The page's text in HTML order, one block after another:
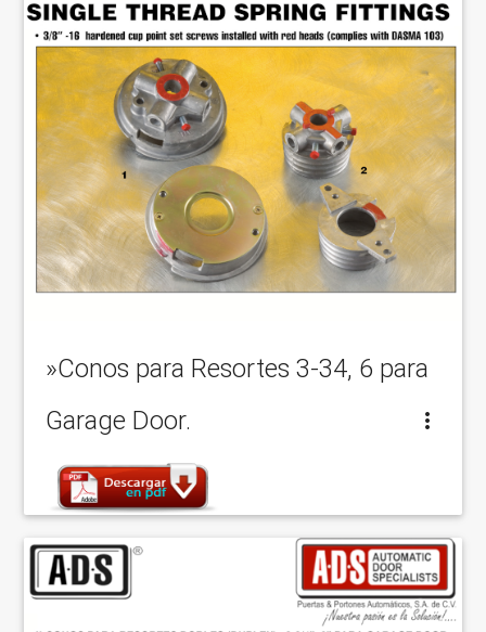
»Conos para Resortes 3-34, 6 para
Garage Door.